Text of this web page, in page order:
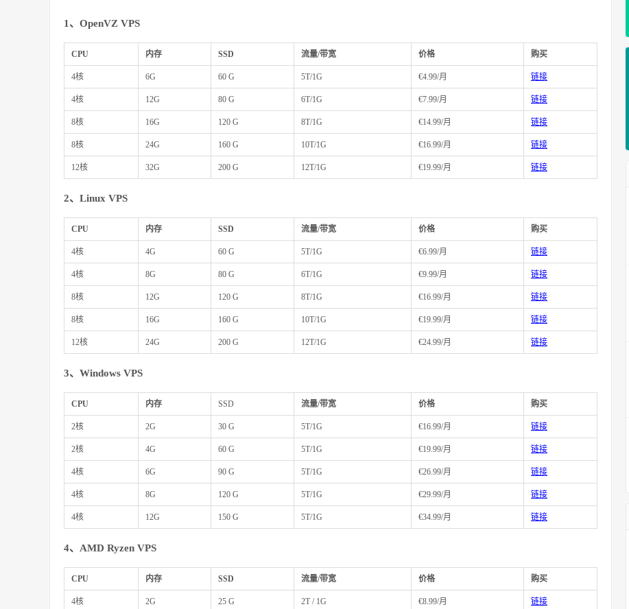
1、OpenVZ VPS
CPU 内存 SSD 流量/带宽 价格 购买
4核 6G 60 G 5T/1G €4.99/月 链接
4核 12G 80 G 6T/1G €7.99/月 链接
8核 16G 120 G 8T/1G €14.99/月 链接
8核 24G 160 G 10T/1G €16.99/月 链接
12核 32G 200 G 12T/1G €19.99/月 链接
2、Linux VPS
CPU 内存 SSD 流量/带宽 价格 购买
4核 4G 60 G 5T/1G €6.99/月 链接
4核 8G 80 G 6T/1G €9.99/月 链接
8核 12G 120 G 8T/1G €16.99/月 链接
8核 16G 160 G 10T/1G €19.99/月 链接
12核 24G 200 G 12T/1G €24.99/月 链接
3、Windows VPS
CPU 内存 SSD 流量/带宽 价格 购买
2核 2G 30 G 5T/1G €16.99/月 链接
2核 4G 60 G 5T/1G €19.99/月 链接
4核 6G 90 G 5T/1G €26.99/月 链接
4核 8G 120 G 5T/1G €29.99/月 链接
4核 12G 150 G 5T/1G €34.99/月 链接
4、AMD Ryzen VPS
CPU 内存 SSD 流量/带宽 价格 购买
4核 2G 25 G 2T / 1G €8.99/月 链接